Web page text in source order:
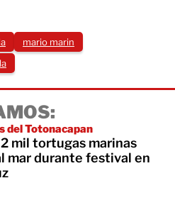
mario marin
del Totonacapan
mil tortugas marinas
mar durante festival en